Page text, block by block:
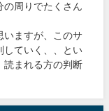
周りでたくさん
いますが、このサ
していく、、とい
読まれる方の判断